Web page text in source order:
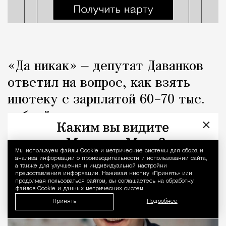
Уведомление
Мы используем файлы Сookie и метрические системы для сбора и
анализа информации о производительности и использовании сайта,
а также для улучшения и индивидуальной настройки
предоставления информации. Нажимая кнопку «Принять» или
продолжая пользоваться сайтом, вы соглашаетесь на обработку
файлов Cookie и данных метрических систем.
Принять Подробнее
«Да никак» — депутат Даванков
ответил на вопрос, как взять
ипотеку с зарплатой 60–70 тыс.
рублей
Город Кирилл Романов
×